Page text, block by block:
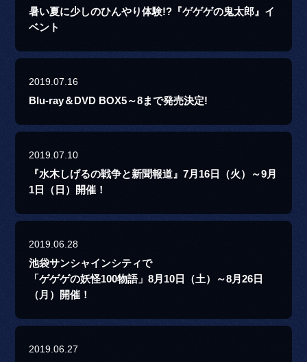
暑い夏に少しのひんやり体験!?『ゲゲゲの鬼太郎』イ
ベント
2019.07.16
Blu-ray＆DVD BOX5～8まで発売決定!
2019.07.10
『水木しげるの戦争と新聞報道』7月16日（火）～9月
1日（日）開催！
2019.06.28
池袋サンシャインシティで
「ゲゲゲの妖怪100物語」8月10日（土）～8月26日
（月）開催！
2019.06.27